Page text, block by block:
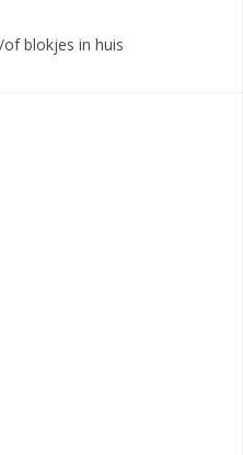
blokjes in huis